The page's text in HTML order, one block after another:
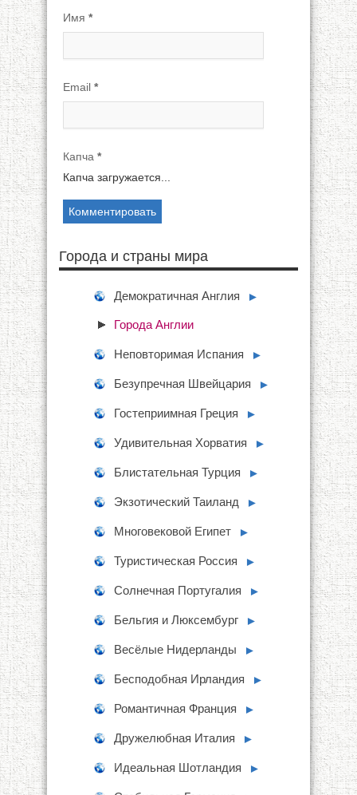
Имя *
Email *
Капча *
Капча загружается...
Города и страны мира
Демократичная Англия ►
Города Англии
Неповторимая Испания ►
Безупречная Швейцария ►
Гостеприимная Греция ►
Удивительная Хорватия ►
Блистательная Турция ►
Экзотический Таиланд ►
Многовековой Египет ►
Туристическая Россия ►
Солнечная Португалия ►
Бельгия и Люксембург ►
Весёлые Нидерланды ►
Бесподобная Ирландия ►
Романтичная Франция ►
Дружелюбная Италия ►
Идеальная Шотландия ►